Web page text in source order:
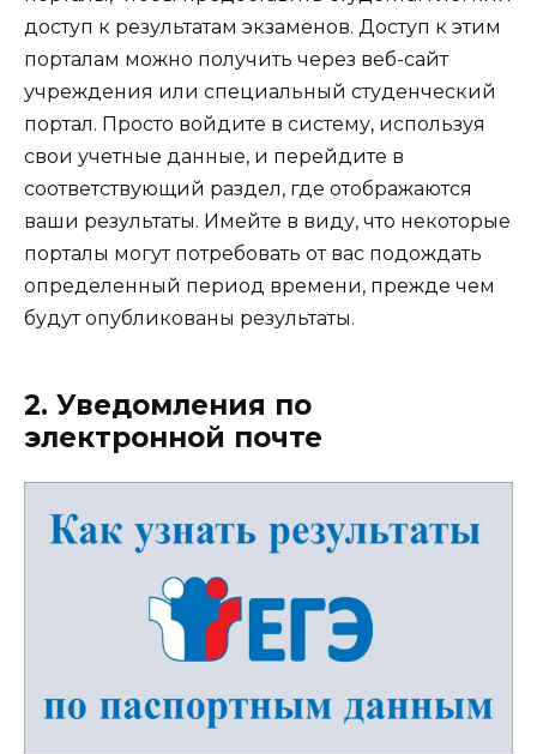
доступ к результатам экзаменов. Доступ к этим
порталам можно получить через веб-сайт
учреждения или специальный студенческий
портал. Просто войдите в систему, используя
свои учетные данные, и перейдите в
соответствующий раздел, где отображаются
ваши результаты. Имейте в виду, что некоторые
порталы могут потребовать от вас подождать
определенный период времени, прежде чем
будут опубликованы результаты.
2. Уведомления по
электронной почте